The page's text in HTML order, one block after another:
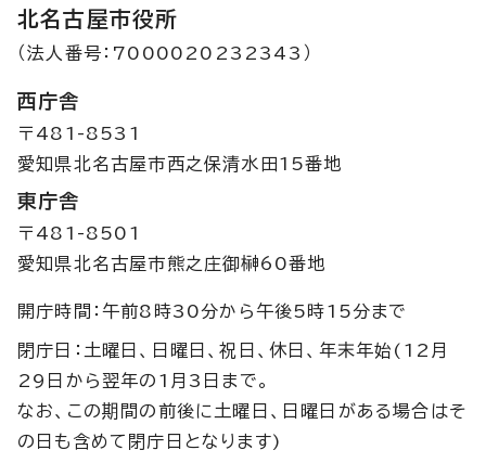
北名古屋市役所
（法人番号：7000020232343）
西庁舎
〒481-8531
愛知県北名古屋市西之保清水田15番地
東庁舎
〒481-8501
愛知県北名古屋市熊之庄御榊60番地
開庁時間：午前8時30分から午後5時15分まで
閉庁日：土曜日、日曜日、祝日、休日、年末年始(12月
29日から翌年の1月3日まで。
なお、この期間の前後に土曜日、日曜日がある場合はそ
の日も含めて閉庁日となります)